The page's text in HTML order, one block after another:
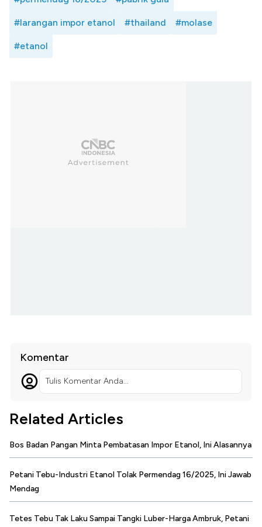
#larangan impor etanol #thailand #molase
#etanol
Komentar
Tulis Komentar Anda...
Related Articles
Bos Badan Pangan Minta Pembatasan Impor Etanol, Ini Alasannya
Petani Tebu-Industri Etanol Tolak Permendag 16/2025, Ini Jawab
Mendag
Tetes Tebu Tak Laku Sampai Tangki Luber-Harga Ambruk, Petani